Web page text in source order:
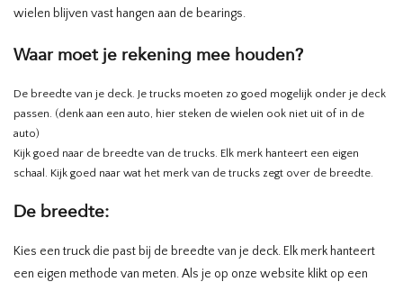
wielen blijven vast hangen aan de bearings.
Waar moet je rekening mee houden?
De breedte van je deck. Je trucks moeten zo goed mogelijk onder je deck
passen. (denk aan een auto, hier steken de wielen ook niet uit of in de
auto)
Kijk goed naar de breedte van de trucks. Elk merk hanteert een eigen
schaal. Kijk goed naar wat het merk van de trucks zegt over de breedte.
De breedte:
Kies een truck die past bij de breedte van je deck. Elk merk hanteert
een eigen methode van meten. Als je op onze website klikt op een